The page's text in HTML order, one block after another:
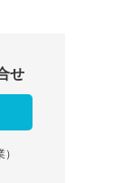
せ